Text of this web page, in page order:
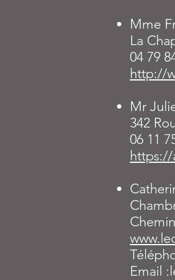
Mme
La
04 79
http://
Mr
342
06 11
https://
Email